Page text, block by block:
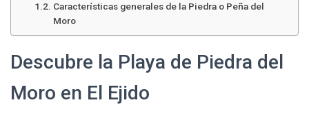
Características generales de la Piedra o Peña del
Moro
Descubre la Playa de Piedra del
Moro en El Ejido